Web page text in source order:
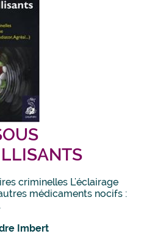
criminelles L'éclairage
médicaments nocifs :
Imbert